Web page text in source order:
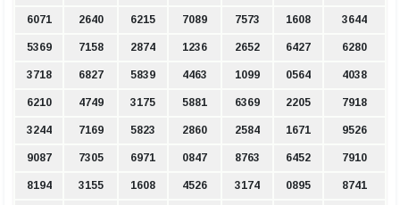
6071 2640 6215 7089 7573 1608 3644
5369 7158 2874 1236 2652 6427 6280
3718 6827 5839 4463 1099 0564 4038
6210 4749 3175 5881 6369 2205 7918
3244 7169 5823 2860 2584 1671 9526
9087 7305 6971 0847 8763 6452 7910
8194 3155 1608 4526 3174 0895 8741